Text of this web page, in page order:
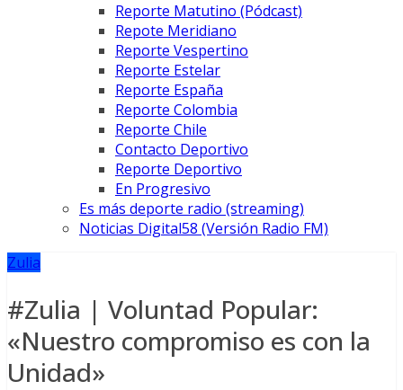
Reporte Matutino (Pódcast)
Repote Meridiano
Reporte Vespertino
Reporte Estelar
Reporte España
Reporte Colombia
Reporte Chile
Contacto Deportivo
Reporte Deportivo
En Progresivo
Es más deporte radio (streaming)
Noticias Digital58 (Versión Radio FM)
Zulia
#Zulia | Voluntad Popular:
«Nuestro compromiso es con la
Unidad»